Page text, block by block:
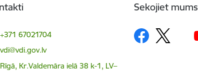
+371 67021704
E-pasts:
vdi@vdi.gov.lv
Rīgā, Kr.Valdemāra ielā 38 k-1, LV–
Sekojiet mums